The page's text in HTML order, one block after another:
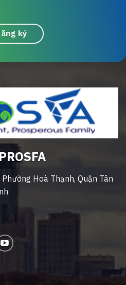
ký
Hoà Thạnh, Quận Tân